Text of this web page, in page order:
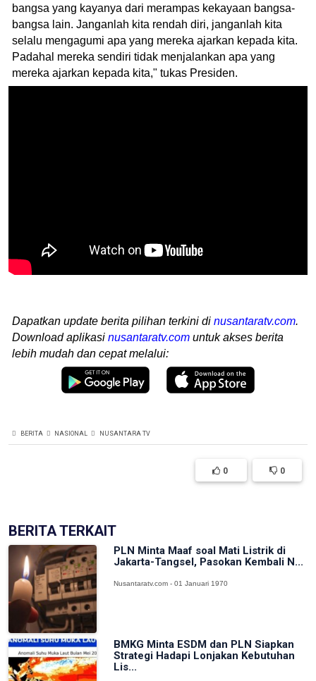
bangsa yang kayanya dari merampas kekayaan bangsa-
bangsa lain. Janganlah kita rendah diri, janganlah kita
selalu mengagumi apa yang mereka ajarkan kepada kita.
Padahal mereka sendiri tidak menjalankan apa yang
mereka ajarkan kepada kita," tukas Presiden.
Dapatkan update berita pilihan terkini di nusantaratv.com.
Download aplikasi nusantaratv.com untuk akses berita
lebih mudah dan cepat melalui:
BERITA NASIONAL NUSANTARA TV
0 0
BERITA TERKAIT
PLN Minta Maaf soal Mati Listrik di
Jakarta-Tangsel, Pasokan Kembali N...
Nusantaratv.com - 01 Januari 1970
BMKG Minta ESDM dan PLN Siapkan
Strategi Hadapi Lonjakan Kebutuhan
Lis...